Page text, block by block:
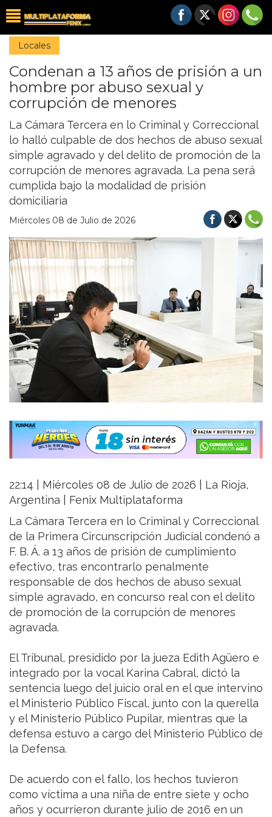
Locales
Condenan a 13 años de prisión a un
hombre por abuso sexual y
corrupción de menores
La Cámara Tercera en lo Criminal y Correccional
lo halló culpable de dos hechos de abuso sexual
simple agravado y del delito de promoción de la
corrupción de menores agravada. La pena será
cumplida bajo la modalidad de prisión
domiciliaria
Miércoles 08 de Julio de 2026
22:14 | Miércoles 08 de Julio de 2026 | La Rioja,
Argentina | Fenix Multiplataforma
La Cámara Tercera en lo Criminal y Correccional
de la Primera Circunscripción Judicial condenó a
F. B. Á. a 13 años de prisión de cumplimiento
efectivo, tras encontrarlo penalmente
responsable de dos hechos de abuso sexual
simple agravado, en concurso real con el delito
de promoción de la corrupción de menores
agravada.
El Tribunal, presidido por la jueza Edith Agüero e
integrado por la vocal Karina Cabral, dictó la
sentencia luego del juicio oral en el que intervino
el Ministerio Público Fiscal, junto con la querella
y el Ministerio Público Pupilar, mientras que la
defensa estuvo a cargo del Ministerio Público de
la Defensa.
De acuerdo con el fallo, los hechos tuvieron
como víctima a una niña de entre siete y ocho
años y ocurrieron durante julio de 2016 en un